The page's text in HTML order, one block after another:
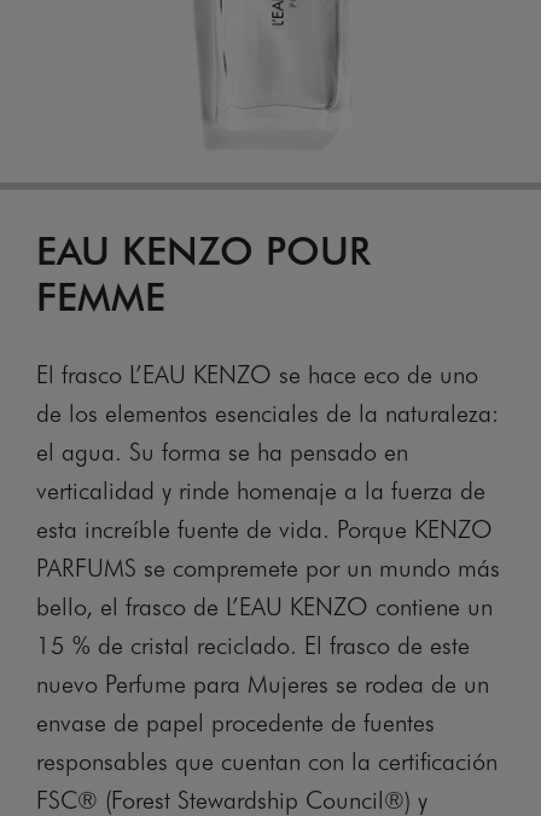
EAU KENZO POUR
FEMME
El frasco L’EAU KENZO se hace eco de uno
de los elementos esenciales de la naturaleza:
el agua. Su forma se ha pensado en
verticalidad y rinde homenaje a la fuerza de
esta increíble fuente de vida. Porque KENZO
PARFUMS se compremete por un mundo más
bello, el frasco de L’EAU KENZO contiene un
15 % de cristal reciclado. El frasco de este
nuevo Perfume para Mujeres se rodea de un
envase de papel procedente de fuentes
responsables que cuentan con la certificación
FSC® (Forest Stewardship Council®) y